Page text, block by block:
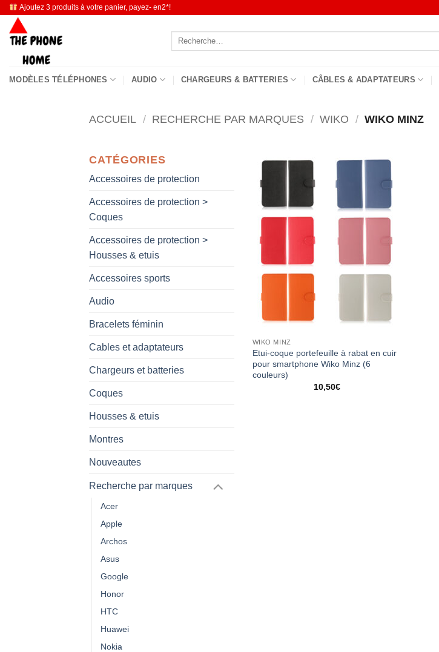
Passer
contenu
Ajoutez 3 produits à votre panier, payez- en2*!
Recherche
MODÈLES TÉLÉPHONES AUDIO CHARGEURS & BATTERIES CÂBLES & ADAPTATEURS
ACCUEIL / RECHERCHE PAR MARQUES / WIKO / WIKO MINZ
CATÉGORIES
Accessoires de protection
Accessoires de protection >
Coques
Accessoires de protection >
Housses & etuis
Accessoires sports
Audio
Bracelets féminin
Cables et adaptateurs
Chargeurs et batteries
Coques
Housses & etuis
Montres
Nouveautes
Recherche par marques
Acer
Apple
Archos
Asus
Google
Honor
HTC
Huawei
Nokia
WIKO MINZ
Etui-coque portefeuille à rabat en cuir
pour smartphone Wiko Minz (6
couleurs)
10,50€